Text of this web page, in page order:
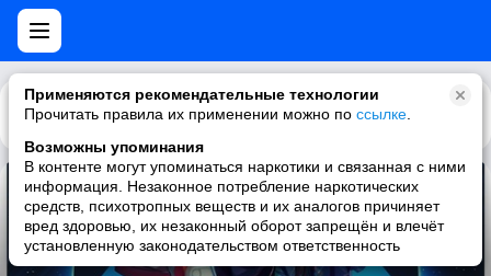
Применяются рекомендательные технологии
Прочитать правила их применении можно по ссылке
Возможны упоминания
В контенте могут упоминаться наркотики и связанная с ними
информация. Незаконное потребление наркотических
средств, психотропных веществ и их аналогов причиняет
вред здоровью, их незаконный оборот запрещён и влечёт
установленную законодательством ответственность
Каталог Рекомендации
Champions (Silverback Remix)
Astronaut